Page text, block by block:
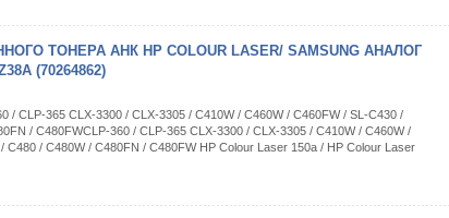
ТОНЕРА АНК HP COLOUR LASER/ SAMSUNG АНАЛОГ
(70264862)
/ CLP-365 CLX-3300 / CLX-3305 / C410W / C460W / C460FW / SL-C430 /
/ C480FWCLP-360 / CLP-365 CLX-3300 / CLX-3305 / C410W / C460W /
C480 / C480W / C480FN / C480FW HP Colour Laser 150a / HP Colour Laser